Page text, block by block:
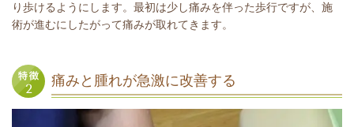
り歩けるようにします。最初は少し痛みを伴った歩行ですが、施
術が進むにしたがって痛みが取れてきます。
痛みと腫れが急激に改善する